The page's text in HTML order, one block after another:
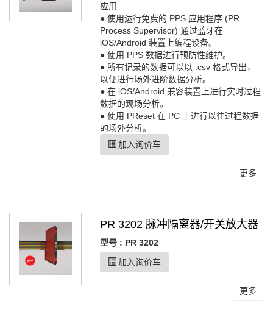
应用:
● 使用运行免费的 PPS 应用程序 (PR
Process Supervisor) 通过蓝牙在
iOS/Android 装置上编程设备。
● 使用 PPS 数据进行预防性维护。
● 所有记录的数据可以以 .csv 格式导出，
以便进行场外进阶数据分析。
● 在 iOS/Android 兼容装置上进行实时过程
数据的现场分析。
● 使用 PReset 在 PC 上进行以往过程数据
的场外分析。
加入询价车
更多
PR 3202 脉冲隔离器/开关放大器
型号 : PR 3202
加入询价车
更多